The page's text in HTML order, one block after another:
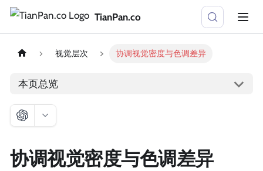
TianPan.co
视觉层次 协调视觉密度与色调差异
本页总览
协调视觉密度与色调差异